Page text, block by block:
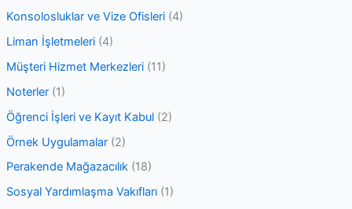
Konsolosluklar ve Vize Ofisleri(4)
Liman İşletmeleri(4)
Müşteri Hizmet Merkezleri(11)
Noterler(1)
Öğrenci İşleri ve Kayıt Kabul(2)
Örnek Uygulamalar(2)
Perakende Mağazacılık(18)
Sosyal Yardımlaşma Vakıfları(1)